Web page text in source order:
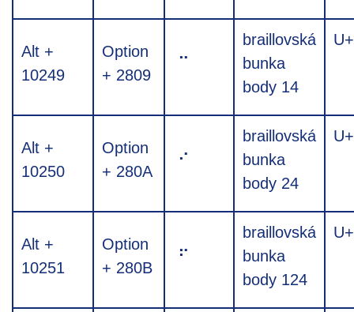
Alt +
10249
Option
+ 2809
⠉
braillovská
bunka
body 14
Alt +
10250
Option
+ 280A
⠊
braillovská
bunka
body 24
Alt +
10251
Option
+ 280B
⠋
braillovská
bunka
body 124